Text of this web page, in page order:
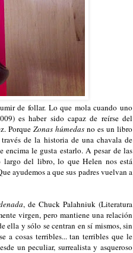
de follar. Lo que mola cuando uno
es haber sido capaz de reírse del
PorqueZonas húmedas no es un libro
de la historia de una chavala de
encima le gusta estarlo. A pesar de las
largo del libro, lo que Helen nos está
ayudemos a que sus padres vuelvan a
, de Chuck Palahniuk (Literatura
virgen, pero mantiene una relación
ella y sólo se centran en sí mismos, sin
a cosas terribles... tan terribles que le
un peculiar, surrealista y asqueroso